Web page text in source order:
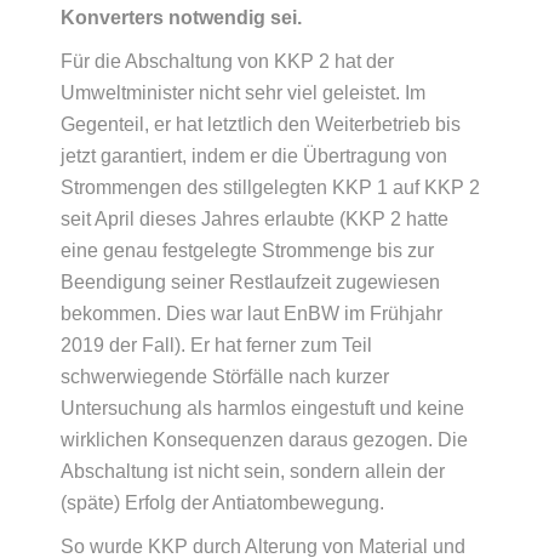
Konverters notwendig sei.
Für die Abschaltung von KKP 2 hat der
Umweltminister nicht sehr viel geleistet. Im
Gegenteil, er hat letztlich den Weiterbetrieb bis
jetzt garantiert, indem er die Übertragung von
Strommengen des stillgelegten KKP 1 auf KKP 2
seit April dieses Jahres erlaubte (KKP 2 hatte
eine genau festgelegte Strommenge bis zur
Beendigung seiner Restlaufzeit zugewiesen
bekommen. Dies war laut EnBW im Frühjahr
2019 der Fall). Er hat ferner zum Teil
schwerwiegende Störfälle nach kurzer
Untersuchung als harmlos eingestuft und keine
wirklichen Konsequenzen daraus gezogen. Die
Abschaltung ist nicht sein, sondern allein der
(späte) Erfolg der Antiatombewegung.
So wurde KKP durch Alterung von Material und